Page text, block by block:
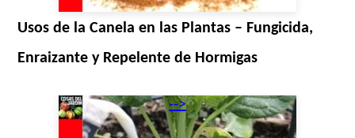
Usos de la Canela en las Plantas – Fungicida,
Enraizante y Repelente de Hormigas
-->